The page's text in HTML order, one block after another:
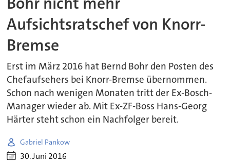
Aufsichtsratschef von Knorr-
Bremse
Erst im März 2016 hat Bernd Bohr den Posten des
Chefaufsehers bei Knorr-Bremse übernommen.
Schon nach wenigen Monaten tritt der Ex-Bosch-
Manager wieder ab. Mit Ex-ZF-Boss Hans-Georg
Härter steht schon ein Nachfolger bereit.
Gabriel Pankow
30. Juni 2016